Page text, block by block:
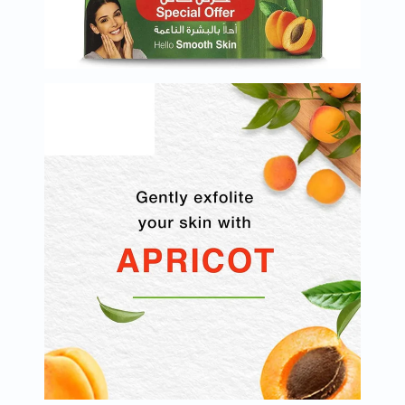
الفيتامينات
مالتي
فيتامين
ج
فيتامين
د
فيتامين
الحديد